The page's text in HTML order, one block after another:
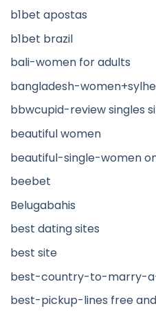
b1bet apostas
b1bet brazil
bali-women for adults
bangladesh-
bbwcupid-review singles
beautiful women
beautiful-single-women
beebet
Belugabahis
best dating sites
best site
best-country-to-marry-
best-pickup-lines free